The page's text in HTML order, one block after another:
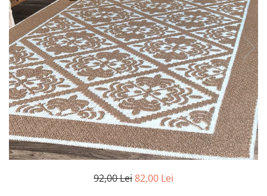
Pilote cu blăniță
92,00 Lei82,00 Lei